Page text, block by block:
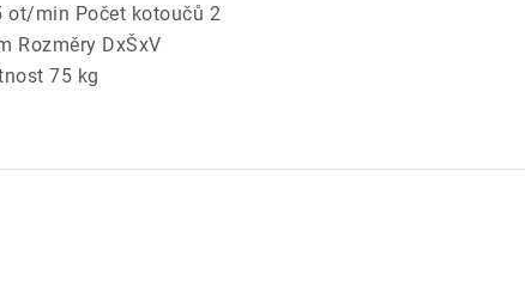
ot/min Počet kotoučů 2
Rozměry DxŠxV
75 kg